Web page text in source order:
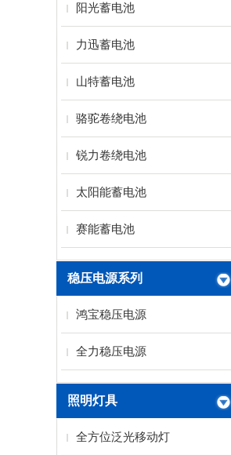
阳光蓄电池
力迅蓄电池
山特蓄电池
骆驼卷绕电池
锐力卷绕电池
太阳能蓄电池
赛能蓄电池
稳压电源系列
鸿宝稳压电源
全力稳压电源
照明灯具
全方位泛光移动灯